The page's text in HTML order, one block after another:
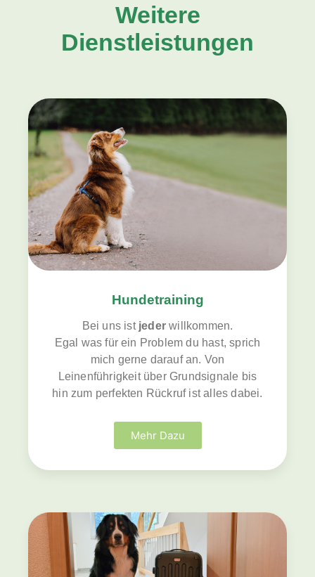
Weitere
Dienstleistungen
Hundetraining
Bei uns ist jeder willkommen.
Egal was für ein Problem du hast, sprich
mich gerne darauf an. Von
Leinenführigkeit über Grundsignale bis
hin zum perfekten Rückruf ist alles dabei.
Mehr Dazu